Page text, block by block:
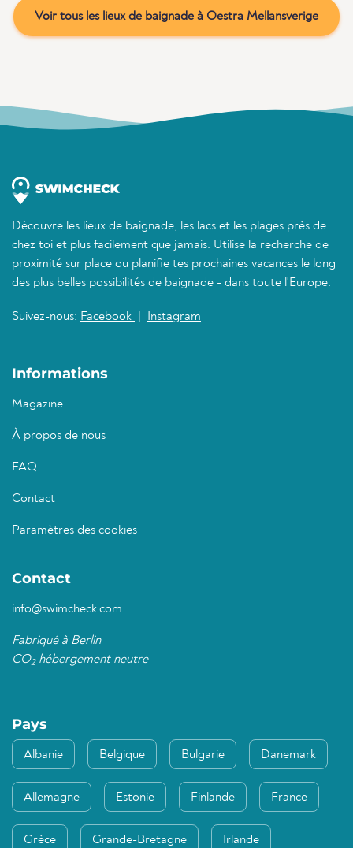
Voir tous les lieux de baignade à Oestra Mellansverige
Découvre les lieux de baignade, les lacs et les plages près de
chez toi et plus facilement que jamais. Utilise la recherche de
proximité sur place ou planifie tes prochaines vacances le long
des plus belles possibilités de baignade - dans toute l'Europe.
Suivez-nous: Facebook Instagram
Informations
Magazine
À propos de nous
FAQ
Contact
Paramètres des cookies
Contact
info@swimcheck.com
Fabriqué à Berlin
CO2hébergement neutre
Pays
Albanie Belgique Bulgarie Danemark
Allemagne Estonie Finlande France
Grèce Grande-Bretagne Irlande